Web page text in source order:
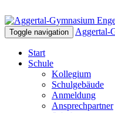
Toggle navigation Aggertal-
Start
Schule
Kollegium
Schulgebäude
Anmeldung
Ansprechpartner